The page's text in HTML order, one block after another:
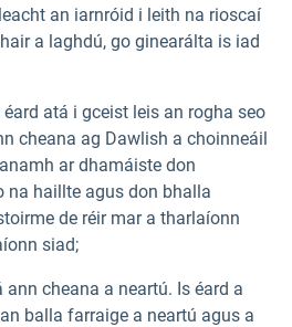
an iarnróid i leith na rioscaí
a laghdú, go ginearálta is iad
atá i gceist leis an rogha seo
cheana ag Dawlish a choinneáil
ar dhamáiste don
na haillte agus don bhalla
de réir mar a tharlaíonn
siad;
cheana a neartú. Is éard a
balla farraige a neartú agus a